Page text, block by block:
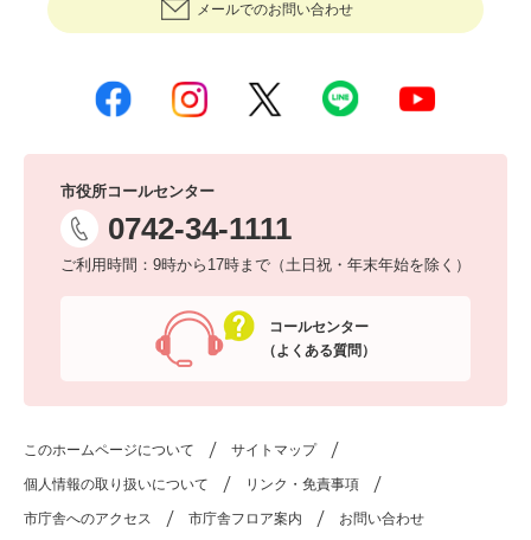
メールでのお問い合わせ
市役所コールセンター
0742-34-1111
ご利用時間：9時から17時まで（土日祝・年末年始を除く）
コールセンター
（よくある質問）
このホームページについて サイトマップ
個人情報の取り扱いについて リンク・免責事項
市庁舎へのアクセス 市庁舎フロア案内 お問い合わせ